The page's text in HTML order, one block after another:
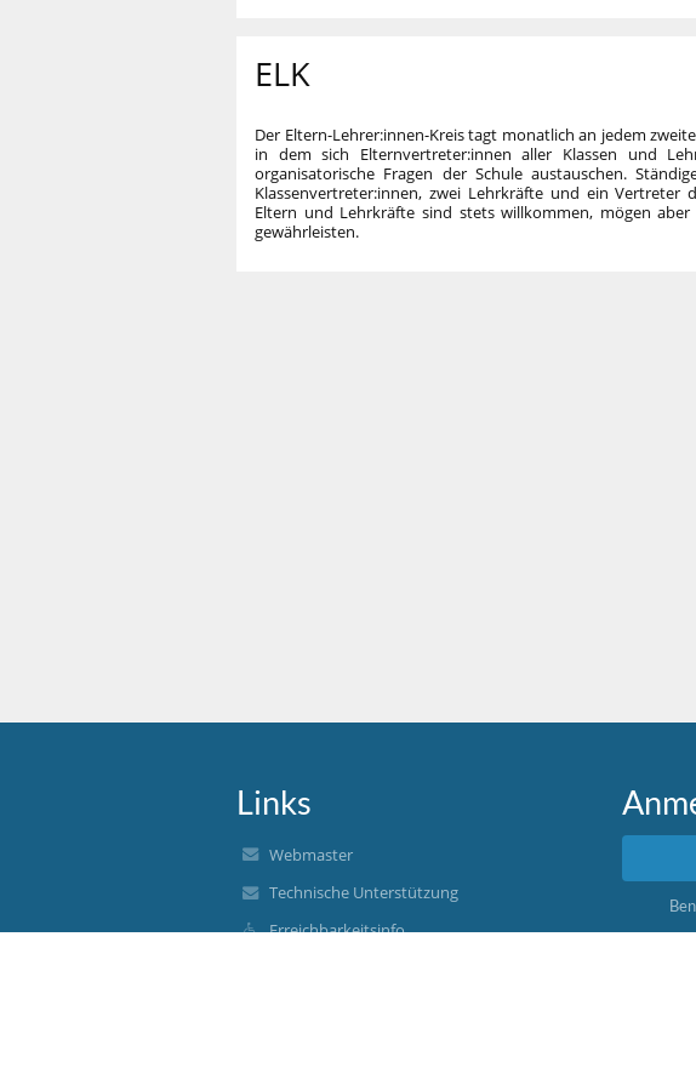
ELK
Der Eltern-Lehrer:innen-Kreis tagt monatlich an jedem
in dem sich Elternvertreter:innen aller Klassen und
organisatorische Fragen der Schule austauschen.
Klassenvertreter:innen, zwei Lehrkräfte und ein Vertreter
Eltern und Lehrkräfte sind stets willkommen, mögen
gewährleisten.
Links
Webmaster
Technische Unterstützung
Erreichbarkeitsinfo